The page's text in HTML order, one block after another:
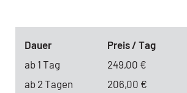
Dauer Preis / Tag
ab 1 Tag
249,00 €
ab 2 Tagen
206,00 €